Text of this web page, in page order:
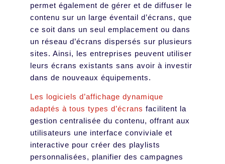
permet également de gérer et de diffuser le
contenu sur un large éventail d’écrans, que
ce soit dans un seul emplacement ou dans
un réseau d’écrans dispersés sur plusieurs
sites. Ainsi, les entreprises peuvent utiliser
leurs écrans existants sans avoir à investir
dans de nouveaux équipements.
Les logiciels d’affichage dynamique
adaptés à tous types d’écrans facilitent la
gestion centralisée du contenu, offrant aux
utilisateurs une interface conviviale et
interactive pour créer des playlists
personnalisées, planifier des campagnes